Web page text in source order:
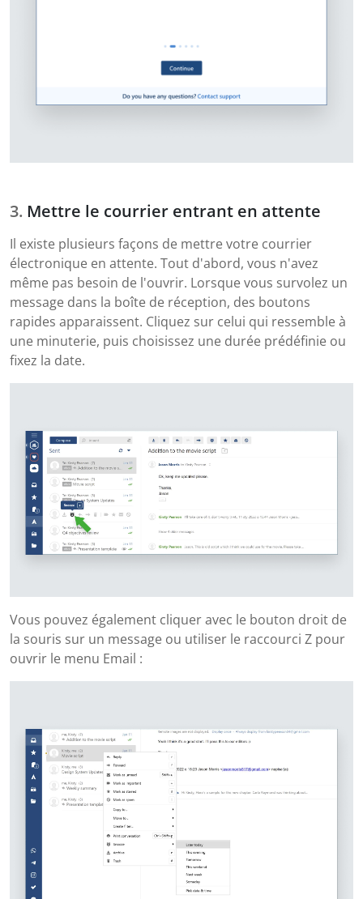
Mettre le courrier entrant en attente
Il existe plusieurs façons de mettre votre courrier
électronique en attente. Tout d'abord, vous n'avez
même pas besoin de l'ouvrir. Lorsque vous survolez un
message dans la boîte de réception, des boutons
rapides apparaissent. Cliquez sur celui qui ressemble à
une minuterie, puis choisissez une durée prédéfinie ou
fixez la date.
Vous pouvez également cliquer avec le bouton droit de
la souris sur un message ou utiliser le raccourci Z pour
ouvrir le menu Email :